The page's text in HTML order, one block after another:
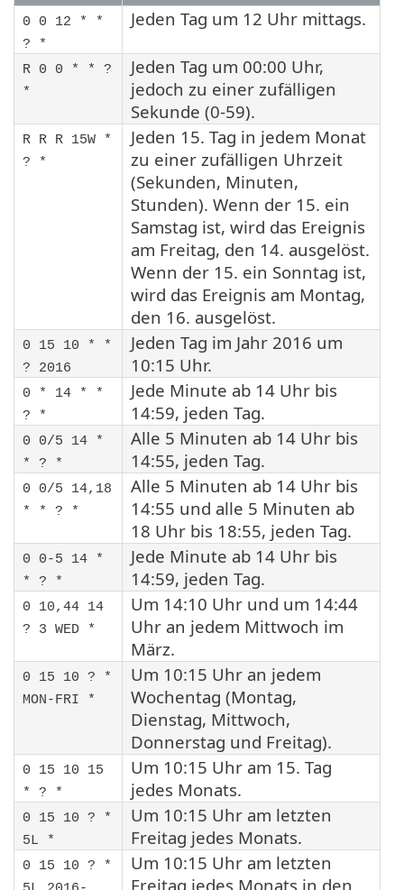
0 0 12 * *
? *
Jeden Tag um 12 Uhr mittags.
R 0 0 * * ?
*
Jeden Tag um 00:00 Uhr,
jedoch zu einer zufälligen
Sekunde (0-59).
R R R 15W *
? *
Jeden 15. Tag in jedem Monat
zu einer zufälligen Uhrzeit
(Sekunden, Minuten,
Stunden). Wenn der 15. ein
Samstag ist, wird das Ereignis
am Freitag, den 14. ausgelöst.
Wenn der 15. ein Sonntag ist,
wird das Ereignis am Montag,
den 16. ausgelöst.
0 15 10 * *
? 2016
Jeden Tag im Jahr 2016 um
10:15 Uhr.
0 * 14 * *
? *
Jede Minute ab 14 Uhr bis
14:59, jeden Tag.
0 0/5 14 *
* ? *
Alle 5 Minuten ab 14 Uhr bis
14:55, jeden Tag.
0 0/5 14,18
* * ? *
Alle 5 Minuten ab 14 Uhr bis
14:55 und alle 5 Minuten ab
18 Uhr bis 18:55, jeden Tag.
0 0-5 14 *
* ? *
Jede Minute ab 14 Uhr bis
14:59, jeden Tag.
0 10,44 14
? 3 WED *
Um 14:10 Uhr und um 14:44
Uhr an jedem Mittwoch im
März.
0 15 10 ? *
MON-FRI *
Um 10:15 Uhr an jedem
Wochentag (Montag,
Dienstag, Mittwoch,
Donnerstag und Freitag).
0 15 10 15
* ? *
Um 10:15 Uhr am 15. Tag
jedes Monats.
0 15 10 ? *
5L *
Um 10:15 Uhr am letzten
Freitag jedes Monats.
0 15 10 ? *
Um 10:15 Uhr am letzten
Freitag jedes Monats in den